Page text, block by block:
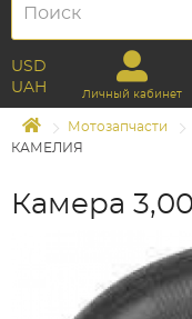
USD
UAH
Личный кабинет
Мотозапчасти
КАМЕЛИЯ
Камера